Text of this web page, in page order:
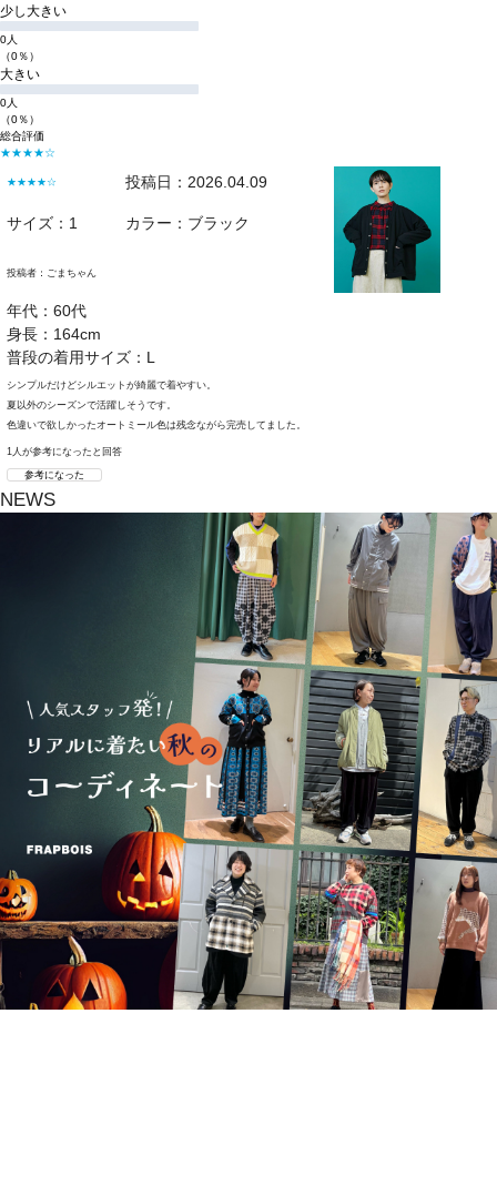
少し大きい
0人
（0％）
大きい
0人
（0％）
総合評価
★★★★☆
★★★★☆ 投稿日：2026.04.09
サイズ：1 カラー：ブラック
投稿者： ごまちゃん
年代：60代
身長：164cm
普段の着用サイズ：L
シンプルだけどシルエットが綺麗で着やすい。
夏以外のシーズンで活躍しそうです。
色違いで欲しかったオートミール色は残念ながら完売してました。
1人が参考になったと回答
参考になった
NEWS